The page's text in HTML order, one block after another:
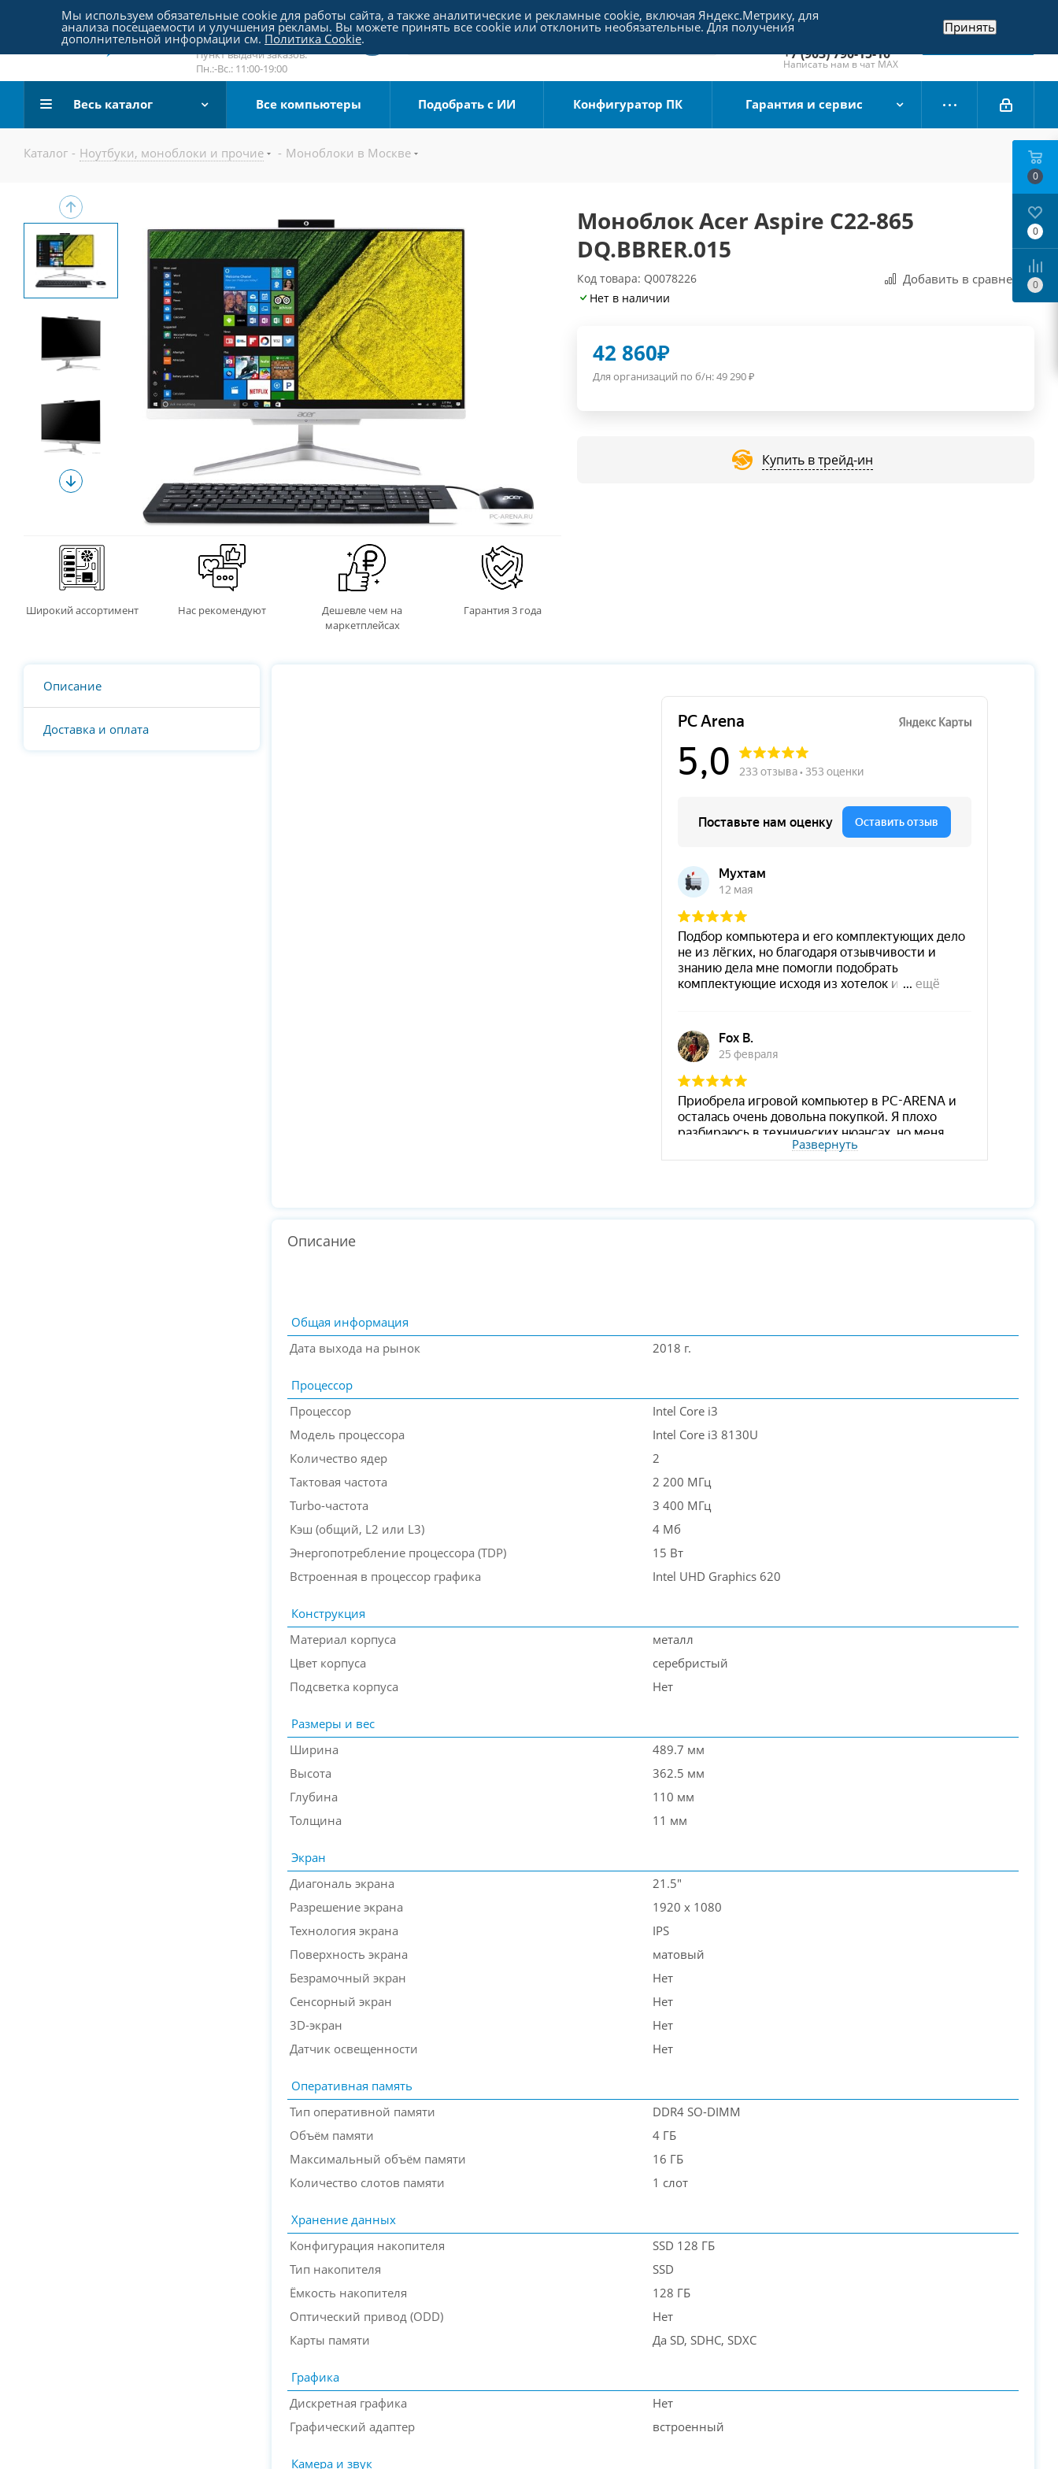
Пятницкое шоссе 18, пав. 267
email:sale@pc-arena.ru
Пн.:-Вс.: 10:00-20:00
Пункт выдачи заказов:
Пн.:-Вс.: 11:00-19:00
+7 (495) 790-15-10
Отдел продаж
+7 (903) 790-15-10
Написать нам в чат MAX
Заказать звонок
Весь каталог Все компьютеры Подобрать с ИИ Конфигуратор ПК Гарантия и сервис
Каталог - Ноутбуки, моноблоки и прочие - Моноблоки в Москве
Широкий ассортимент Нас рекомендуют
Дешевле чем на
маркетплейсах
Гарантия 3 года
Моноблок Acer Aspire C22-865
DQ.BBRER.015
Код товара: Q0078226 Добавить в сравнения
Нет в наличии
42 860₽
Для организаций по б/н:49 290₽
Купить в трейд-ин
Описание
Доставка и оплата
Развернуть
Описание
Общая информация
Дата выхода на рынок
2018 г.
Процессор
Процессор
Intel Core i3
Модель процессора
Intel Core i3 8130U
Количество ядер
2
Тактовая частота
2 200 МГц
Turbo-частота
3 400 МГц
Кэш (общий, L2 или L3)
4 Мб
Энергопотребление процессора (TDP)
15 Вт
Встроенная в процессор графика
Intel UHD Graphics 620
Конструкция
Материал корпуса
металл
Цвет корпуса
серебристый
Подсветка корпуса
Нет
Размеры и вес
Ширина
489.7 мм
Высота
362.5 мм
Глубина
110 мм
Толщина
11 мм
Экран
Диагональ экрана
21.5"
Разрешение экрана
1920 x 1080
Технология экрана
IPS
Поверхность экрана
матовый
Безрамочный экран
Нет
Сенсорный экран
Нет
3D-экран
Нет
Датчик освещенности
Нет
Оперативная память
Тип оперативной памяти
DDR4 SO-DIMM
Объём памяти
4 ГБ
Максимальный объём памяти
16 ГБ
Количество слотов памяти
1 слот
Хранение данных
Конфигурация накопителя
SSD 128 ГБ
Тип накопителя
SSD
Ёмкость накопителя
128 ГБ
Оптический привод (ODD)
Нет
Карты памяти
Да SD, SDHC, SDXC
Графика
Дискретная графика
Нет
Графический адаптер
встроенный
Камера и звук
0
0
0
Мы используем обязательные cookie для работы сайта, а также аналитические и рекламные cookie, включая Яндекс.Метрику, для
анализа посещаемости и улучшения рекламы. Вы можете принять все cookie или отклонить необязательные. Для получения
дополнительной информации см. Политика Cookie.
Принять